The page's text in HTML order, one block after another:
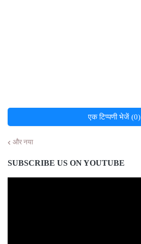
एक टिप्पणी भेजें (0)
और नया
SUBSCRIBE US ON YOUTUBE